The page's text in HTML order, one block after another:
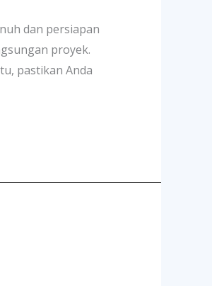
dan persiapan
proyek.
pastikan Anda